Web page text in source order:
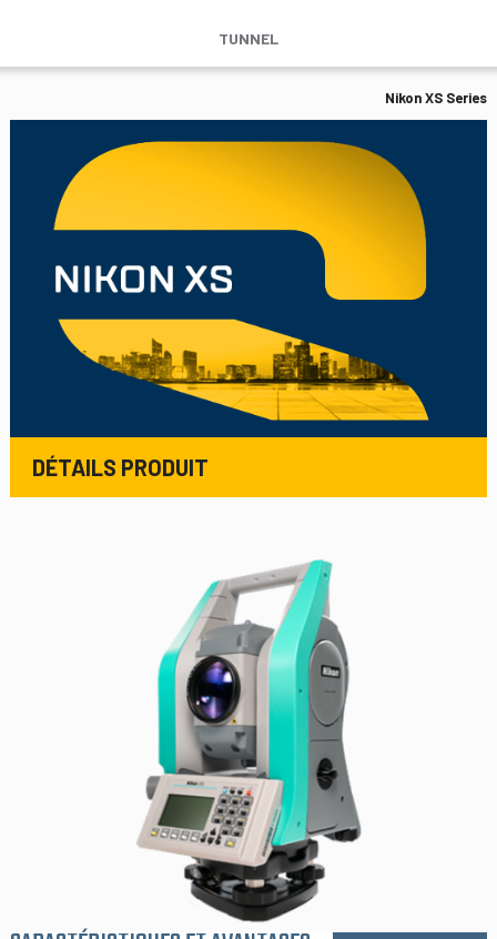
TUNNEL
Nikon XS Series
DÉTAILS PRODUIT